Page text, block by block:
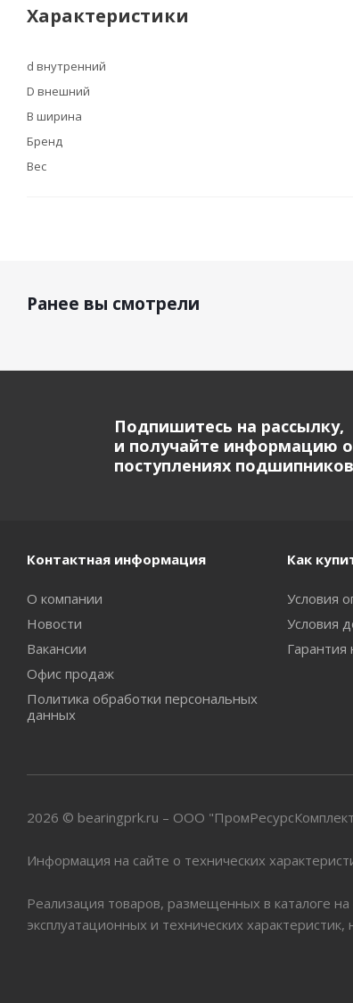
Характеристики
d внутренний
D внешний
B ширина
Бренд
Вес
Ранее вы смотрели
Подпишитесь на рассылку,
и получайте информацию
поступлениях
Контактная информация
О компании
Новости
Вакансии
Офис продаж
Политика обработки персональных
данных
Как
Условия
Условия
2026 © bearingprk.ru – ООО
Информация на сайте о технических
Реализация товаров, размещенных в каталоге
эксплуатационных и технических